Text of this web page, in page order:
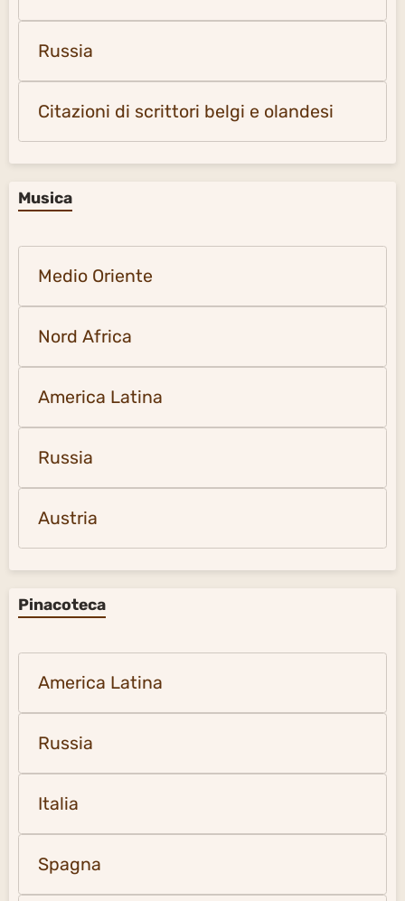
Russia
Citazioni di scrittori belgi e olandesi
Musica
Medio Oriente
Nord Africa
America Latina
Russia
Austria
Pinacoteca
America Latina
Russia
Italia
Spagna